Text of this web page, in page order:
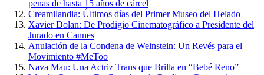
penas de hasta 15 años de cárcel
Creamilandia: Últimos días del Primer Museo del Helado
Xavier Dolan: De Prodigio Cinematográfico a Presidente del
Jurado en Cannes
Anulación de la Condena de Weinstein: Un Revés para el
Movimiento #MeToo
Nava Mau: Una Actriz Trans que Brilla en “Bebé Reno”